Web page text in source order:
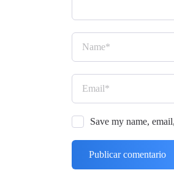
Name*
Email*
Save my name,